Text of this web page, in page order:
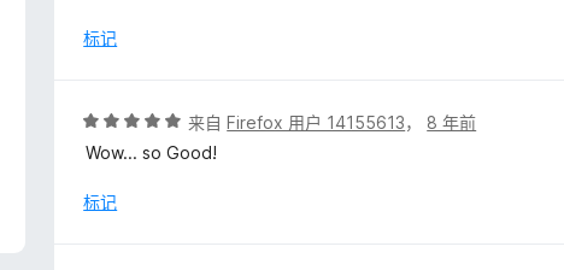
5
标记
评
分
/
来自Firefox 用户 14155613， 8 年前
Wow... so Good!
标记